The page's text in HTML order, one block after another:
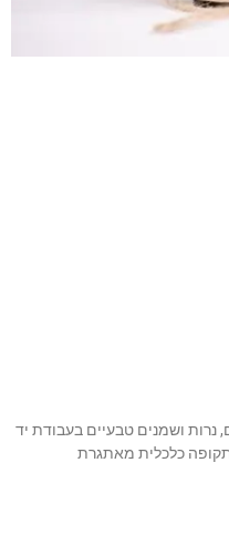
נרות ושמנים טבעיים בעבודת יד
כלכלית מאתגרת